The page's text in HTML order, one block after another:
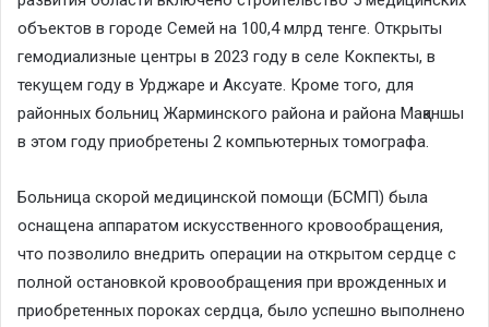
объектов в городе Семей на 100,4 млрд тенге. Открыты
гемодиализные центры в 2023 году в селе Кокпекты, в
текущем году в Урджаре и Аксуате. Кроме того, для
районных больниц Жарминского района и района Мақаншы
в этом году приобретены 2 компьютерных томографа.
Больница скорой медицинской помощи (БСМП) была
оснащена аппаратом искусственного кровообращения,
что позволило внедрить операции на открытом сердце с
полной остановкой кровообращения при врожденных и
приобретенных пороках сердца, было успешно выполнено